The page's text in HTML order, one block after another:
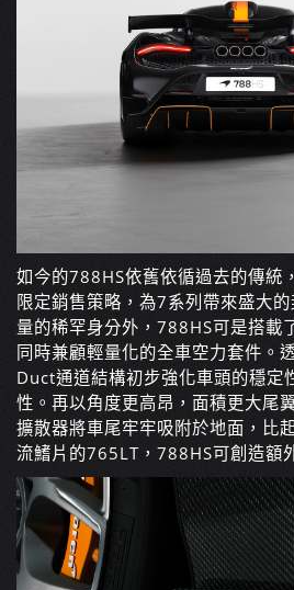
如今的788HS依舊依循過去的傳統
限定銷售策略，為7系列帶來盛大
量的稀罕身分外，788HS可是搭載
同時兼顧輕量化的全車空力套件。
Duct通道結構初步強化車頭的穩定
性。再以角度更高昂，面積更大尾
擴散器將車尾牢牢吸附於地面，比
流鰭片的765LT，788HS可創造額